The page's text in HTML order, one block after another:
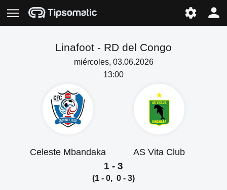
Linafoot - RD del Congo
miércoles, 03.06.2026
13:00
Celeste Mbandaka AS Vita Club
1 - 3
(1 - 0, 0 - 3)